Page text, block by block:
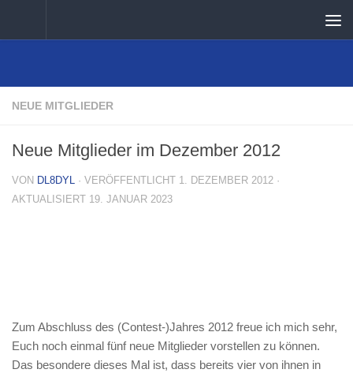
NEUE MITGLIEDER
Neue Mitglieder im Dezember 2012
VON DL8DYL · VERÖFFENTLICHT 1. DEZEMBER 2012 ·
AKTUALISIERT 19. JANUAR 2023
Zum Abschluss des (Contest-)Jahres 2012 freue ich mich sehr,
Euch noch einmal fünf neue Mitglieder vorstellen zu können.
Das besondere dieses Mal ist, dass bereits vier von ihnen in